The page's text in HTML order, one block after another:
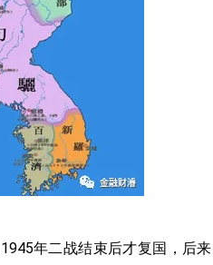
1945年二战结束后才复国，后